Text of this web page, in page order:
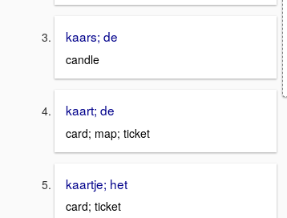
kaars; de
candle
kaart; de
card; map; ticket
kaartje; het
card; ticket